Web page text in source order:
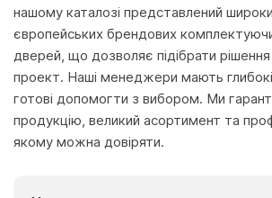
нашому каталозі представлений
європейських брендових
дверей, що дозволяє підібрати
проект. Наші менеджери мають
готові допомогти з вибором. Ми
продукцію, великий асортимент та
якому можна довіряти.